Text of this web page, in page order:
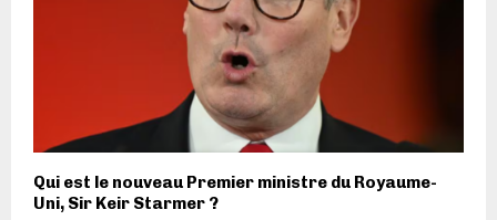
Qui est le nouveau Premier ministre du Royaume-
Uni, Sir Keir Starmer ?